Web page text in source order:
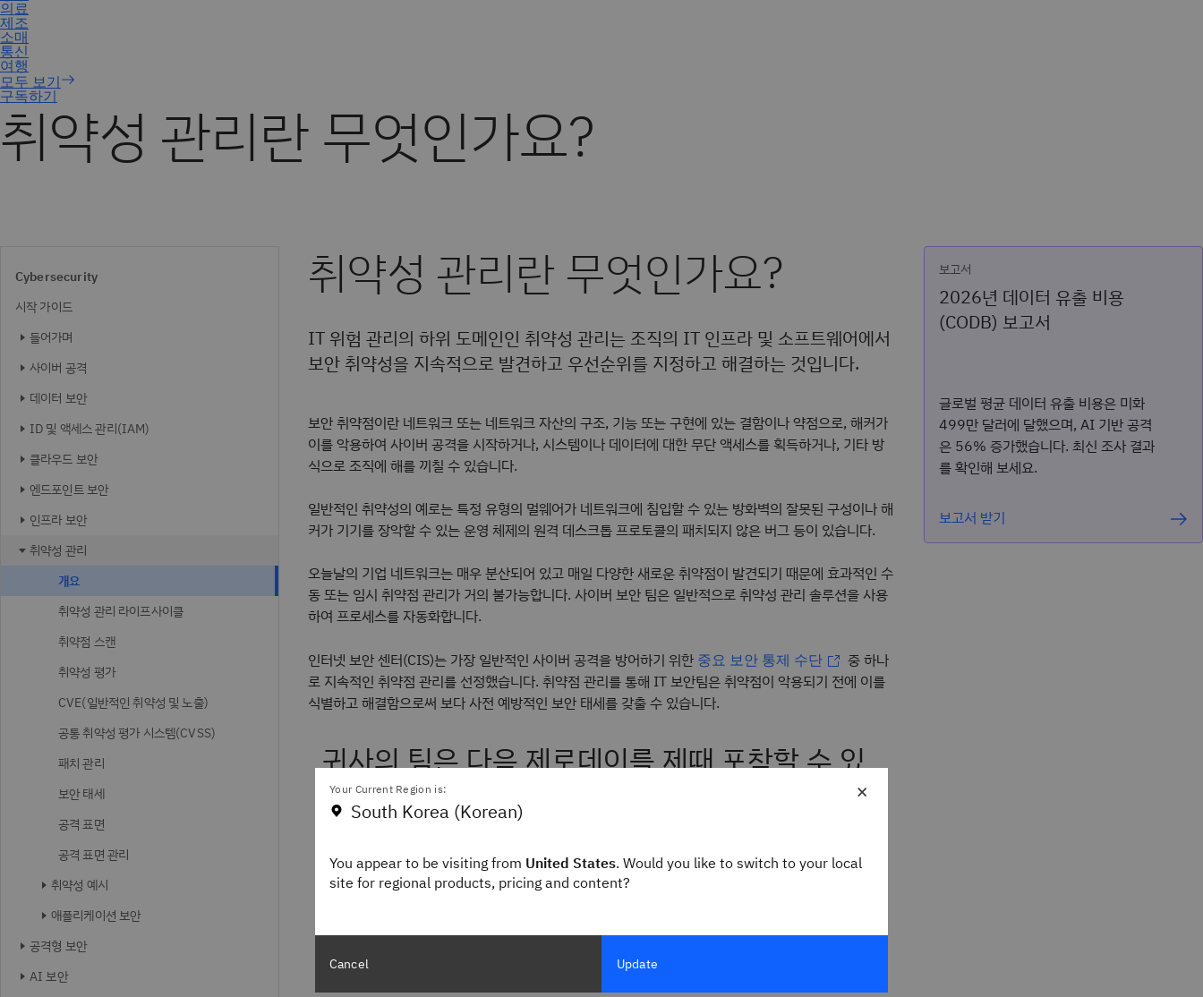
구독하기
취약성 관리란 무엇인가요?
Cybersecurity
시작 가이드
들어가며
사이버 공격
데이터 보안
ID 및 액세스 관리(IAM)
클라우드 보안
엔드포인트 보안
인프라 보안
취약성 관리
개요
취약성 관리 라이프사이클
취약점 스캔
취약성 평가
CVE(일반적인 취약성 및 노출)
공통 취약성 평가 시스템(CVSS)
패치 관리
보안 태세
공격 표면
공격 표면 관리
취약성 예시
애플리케이션 보안
공격형 보안
AI 보안
취약성 관리란 무엇인가요?
IT 위험 관리의 하위 도메인인 취약성 관리는 조직의 IT 인프라 및 소프트웨어에서
보안 취약성을 지속적으로 발견하고 우선순위를 지정하고 해결하는 것입니다.
보안 취약점이란 네트워크 또는 네트워크 자산의 구조, 기능 또는 구현에 있는 결함이나 약점으로, 해커가
이를 악용하여 사이버 공격을 시작하거나, 시스템이나 데이터에 대한 무단 액세스를 획득하거나, 기타 방
식으로 조직에 해를 끼칠 수 있습니다.
일반적인 취약성의 예로는 특정 유형의 멀웨어가 네트워크에 침입할 수 있는 방화벽의 잘못된 구성이나 해
커가 기기를 장악할 수 있는 운영 체제의 원격 데스크톱 프로토콜의 패치되지 않은 버그 등이 있습니다.
오늘날의 기업 네트워크는 매우 분산되어 있고 매일 다양한 새로운 취약점이 발견되기 때문에 효과적인 수
동 또는 임시 취약점 관리가 거의 불가능합니다. 사이버 보안 팀은 일반적으로 취약성 관리 솔루션을 사용
하여 프로세스를 자동화합니다.
인터넷 보안 센터(CIS)는 가장 일반적인 사이버 공격을 방어하기 위한 중요 보안 통제 수단
중 하나
로 지속적인 취약점 관리를 선정했습니다. 취약점 관리를 통해 IT 보안팀은 취약점이 악용되기 전에 이를
식별하고 해결함으로써 보다 사전 예방적인 보안 태세를 갖출 수 있습니다.
귀사의 팀은 다음 제로데이를 제때 포착할 수 있
을까요?
들과 함께하세요. 받은 편지함으로 직접 제공되는 전문가 튜토리얼과 설명서를 통해 빠르게 배울 수
있습니다.IBM 개인정보 보호정책을 참고하세요.
보고서
2026년 데이터 유출 비용
(CODB) 보고서
글로벌 평균 데이터 유출 비용은 미화
499만 달러에 달했으며, AI 기반 공격
은 56% 증가했습니다. 최신 조사 결과
를 확인해 보세요.
보고서 받기
×
Your Current Region is:
South Korea (Korean)
You appear to be visiting from United States. Would you like to switch to your local
site for regional products, pricing and content?
Cancel Update